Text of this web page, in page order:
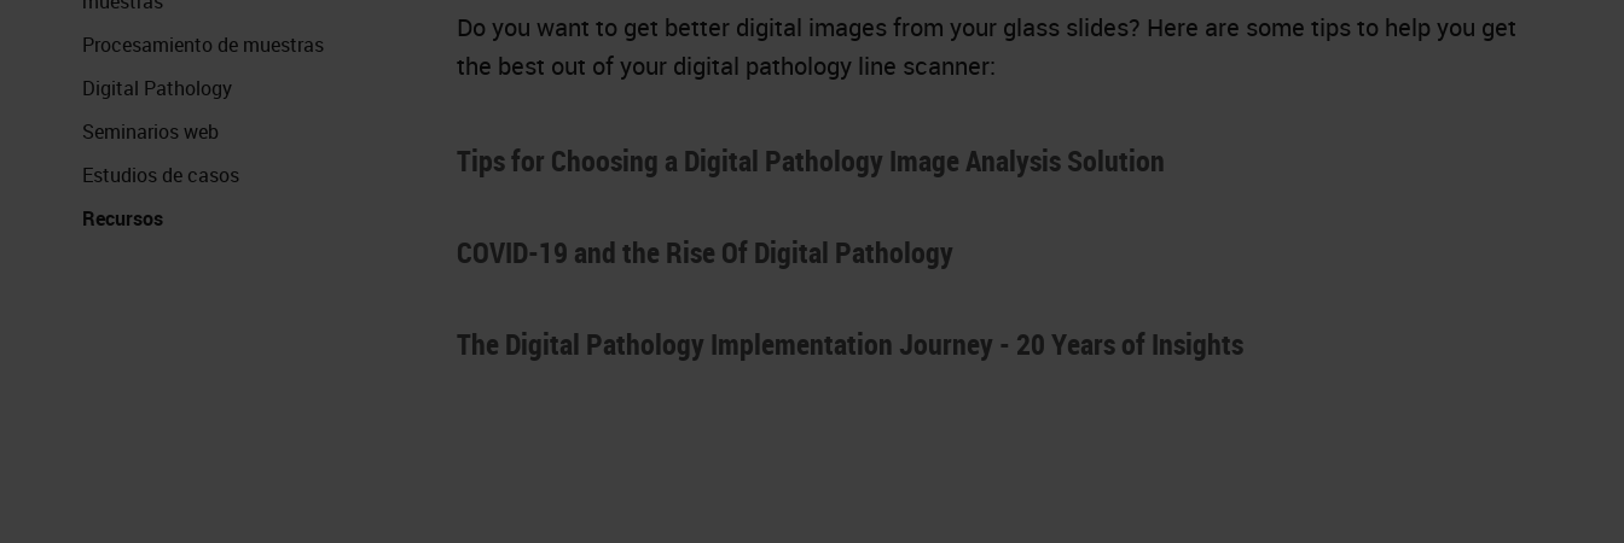
Procesamiento de muestras
Digital Pathology
Seminarios web
Estudios de casos
Recursos
Do you want to get better digital images from your glass slides? Here are some tips to help you get
the best out of your digital pathology line scanner:
Tips for Choosing a Digital Pathology Image Analysis Solution
COVID-19 and the Rise Of Digital Pathology
The Digital Pathology Implementation Journey - 20 Years of Insights